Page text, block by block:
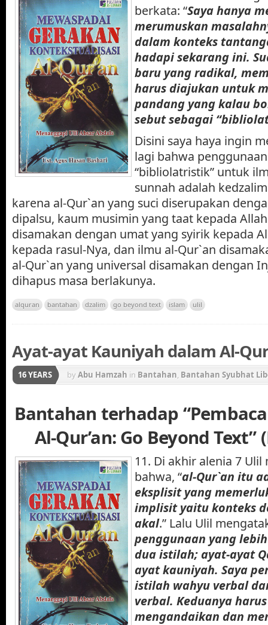
berkata: “Saya hanya
merumuskan
dalam konteks
hadapi sekarang ini.
baru yang radikal,
harus diajukan untuk
pandang yang kalau
sebut sebagai
Disini saya haya ingin
lagi bahwa
“bibliolatristik” untuk
sunnah adalah
karena al-Qur`an yang suci diserupakan
dipalsu, kaum musimin yang taat kepada
disamakan dengan umat yang syirik kepada
kepada rasul-Nya, dan ilmu al-Qur`an
al-Qur`an yang universal disamakan dengan
dihapus masa berlakunya.
alquran bantahan dzalim go beyond text islam ulil
Ayat-ayat Kauniyah dalam Al-
16 YEARS byAbu Hamzah in Bantahan, Bantahan Syubhat
Bantahan terhadap
Al-Qur’an: Go Beyond Text”
11. Di akhir alenia 7
bahwa, “al-Qur`an itu
eksplisit yang
implisit yaitu konteks
akal.” Lalu Ulil
penggunaan yang
dua istilah; ayat-ayat
ayat kauniyah. Saya
istilah wahyu verbal
verbal. Keduanya
mengandaikan dan